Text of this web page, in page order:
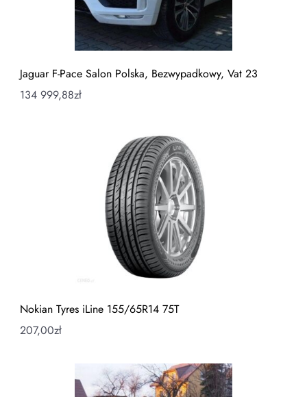
Jaguar F-Pace Salon Polska, Bezwypadkowy, Vat 23
134 999,88zł
Nokian Tyres iLine 155/65R14 75T
207,00zł